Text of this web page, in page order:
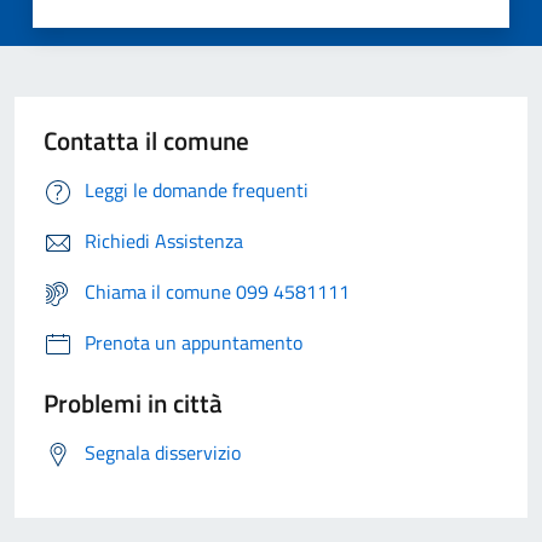
Contatta il comune
Leggi le domande frequenti
Richiedi Assistenza
Chiama il comune 099 4581111
Prenota un appuntamento
Problemi in città
Segnala disservizio